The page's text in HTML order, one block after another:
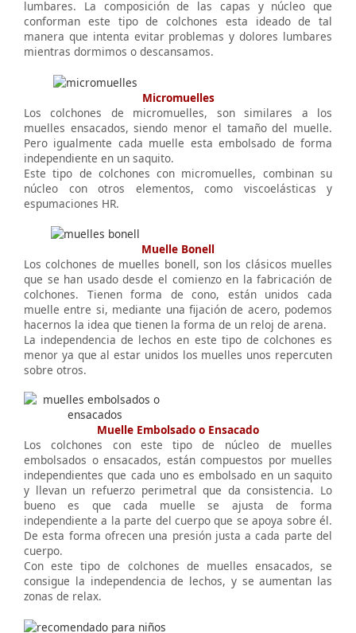
lumbares. La composición de las capas y núcleo que
conforman este tipo de colchones esta ideado de tal
manera que intenta evitar problemas y dolores lumbares
mientras dormimos o descansamos.
Micromuelles
Los colchones de micromuelles, son similares a los
muelles ensacados, siendo menor el tamaño del muelle.
Pero igualmente cada muelle esta embolsado de forma
independiente en un saquito.
Este tipo de colchones con micromuelles, combinan su
núcleo con otros elementos, como viscoelásticas y
espumaciones HR.
Muelle Bonell
Los colchones de muelles bonell, son los clásicos muelles
que se han usado desde el comienzo en la fabricación de
colchones. Tienen forma de cono, están unidos cada
muelle entre si, mediante una fijación de acero, podemos
hacernos la idea que tienen la forma de un reloj de arena.
La independencia de lechos en este tipo de colchones es
menor ya que al estar unidos los muelles unos repercuten
sobre otros.
Muelle Embolsado o Ensacado
Los colchones con este tipo de núcleo de muelles
embolsados o ensacados, están compuestos por muelles
independientes que cada uno es embolsado en un saquito
y llevan un refuerzo perimetral que da consistencia. Lo
bueno es que cada muelle se ajusta de forma
independiente a la parte del cuerpo que se apoya sobre él.
De esta forma ofrecen una presión justa a cada parte del
cuerpo.
Con este tipo de colchones de muelles ensacados, se
consigue la independencia de lechos, y se aumentan las
zonas de relax.